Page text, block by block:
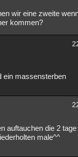
wir eine zweite
kommen?
ein massensterben
auftauchen die 2
male^^